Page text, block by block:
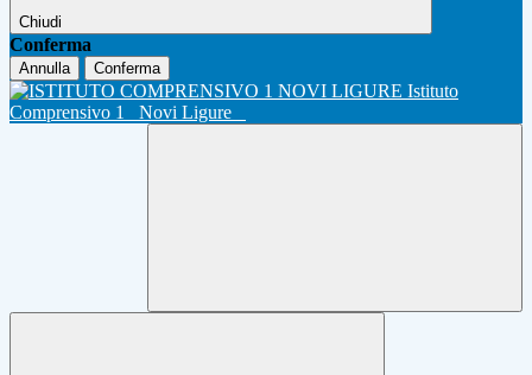
Chiudi
Conferma
Annulla Conferma
Istituto
Comprensivo 1
Novi Ligure